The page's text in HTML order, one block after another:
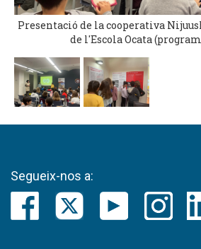
Presentació de la cooperativa
de l'Escola Ocata
Segueix-nos a: